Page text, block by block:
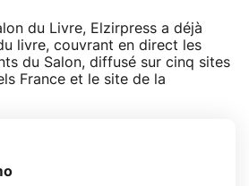
du Livre, Elzirpress a déjà
livre, couvrant en direct les
du Salon, diffusé sur cinq sites
France et le site de la